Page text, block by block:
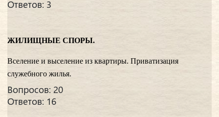
Ответов: 3
ЖИЛИЩНЫЕ СПОРЫ.
Вселение и выселение из квартиры. Приватизация
служебного жилья.
Вопросов: 20
Ответов: 16